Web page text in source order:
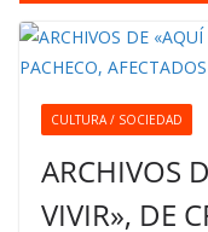
CULTURA / SOCIEDAD
ARCHIVOS
VIVIR», DE